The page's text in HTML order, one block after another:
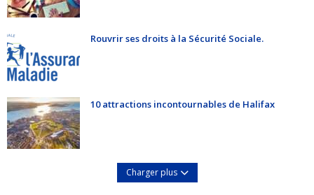
Rouvrir ses droits à la Sécurité Sociale.
10 attractions incontournables de Halifax
Charger plus